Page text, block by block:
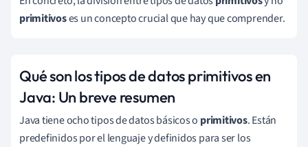
primitivoses un concepto crucial que hay que comprender.
Qué son los tipos de datos primitivos en
Java: Un breve resumen
Java tiene ocho tipos de datos básicos o primitivos. Están
predefinidos por el lenguaje y definidos para ser los